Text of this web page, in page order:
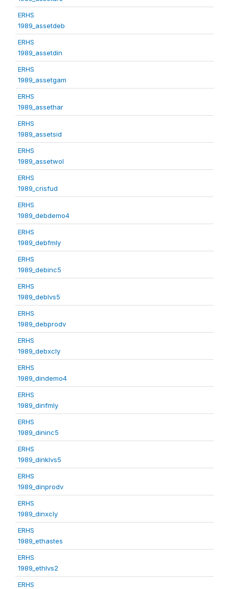
ERHS
1989_assetdeb
ERHS
1989_assetdin
ERHS
1989_assetgam
ERHS
1989_assethar
ERHS
1989_assetsid
ERHS
1989_assetwol
ERHS
1989_crisfud
ERHS
1989_debdemo4
ERHS
1989_debfmly
ERHS
1989_debinc5
ERHS
1989_deblvs5
ERHS
1989_debprodv
ERHS
1989_debxcly
ERHS
1989_dindemo4
ERHS
1989_dinfmly
ERHS
1989_dininc5
ERHS
1989_dinklvs5
ERHS
1989_dinprodv
ERHS
1989_dinxcly
ERHS
1989_ethastes
ERHS
1989_ethlvs2
ERHS